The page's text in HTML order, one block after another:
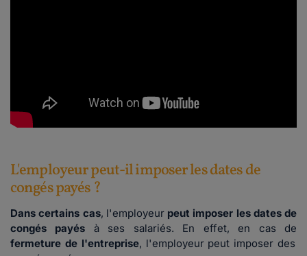
L'employeur peut-il imposer les dates de
congés payés ?
Dans certains cas, l'employeur peut imposer les dates de
congés payés à ses salariés. En effet, en cas de
fermeture de l'entreprise, l'employeur peut imposer des